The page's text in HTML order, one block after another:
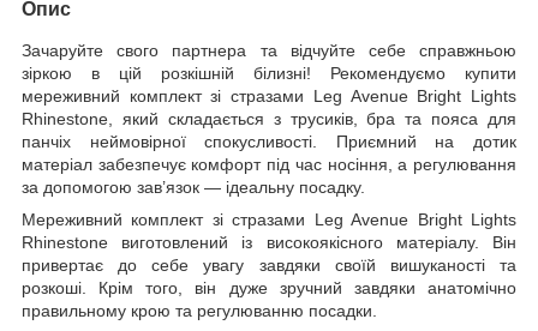
Опис
Зачаруйте свого партнера та відчуйте себе справжньою
зіркою в цій розкішній білизні! Рекомендуємо купити
мереживний комплект зі стразами Leg Avenue Bright Lights
Rhinestone, який складається з трусиків, бра та пояса для
панчіх неймовірної спокусливості. Приємний на дотик
матеріал забезпечує комфорт під час носіння, а регулювання
за допомогою зав’язок — ідеальну посадку.
Мереживний комплект зі стразами Leg Avenue Bright Lights
Rhinestone виготовлений із високоякісного матеріалу. Він
привертає до себе увагу завдяки своїй вишуканості та
розкоші. Крім того, він дуже зручний завдяки анатомічно
правильному крою та регулюванню посадки.